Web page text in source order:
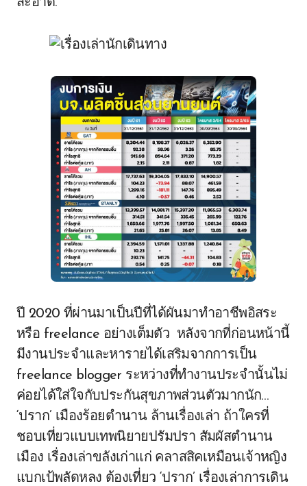
ปี 2020 ที่ผ่านมาเป็นปีที่ได้ผันมาทำอาชีพอิสระ
หรือ freelance อย่างเต็มตัว หลังจากที่ก่อนหน้านี้
มีงานประจำและหารายได้เสริมจากการเป็น
freelance blogger ระหว่างที่ทำงานประจำนั้นไม่
ค่อยได้ใส่ใจกับประกันสุขภาพส่วนตัวมากนัก…
‘ปราก’ เมืองร้อยตำนาน ล้านเรื่องเล่า ถ้าใครที่
ชอบเที่ยวแบบเทพนิยายปรัมปรา สัมผัสตำนาน
เมือง เรื่องเล่าขลังเก่าแก่ คลาสสิคเหมือนเจ้าหญิง
แบกเป้พลัดหลง ต้องเที่ยว ‘ปราก’ เรื่องเล่าการเดิน